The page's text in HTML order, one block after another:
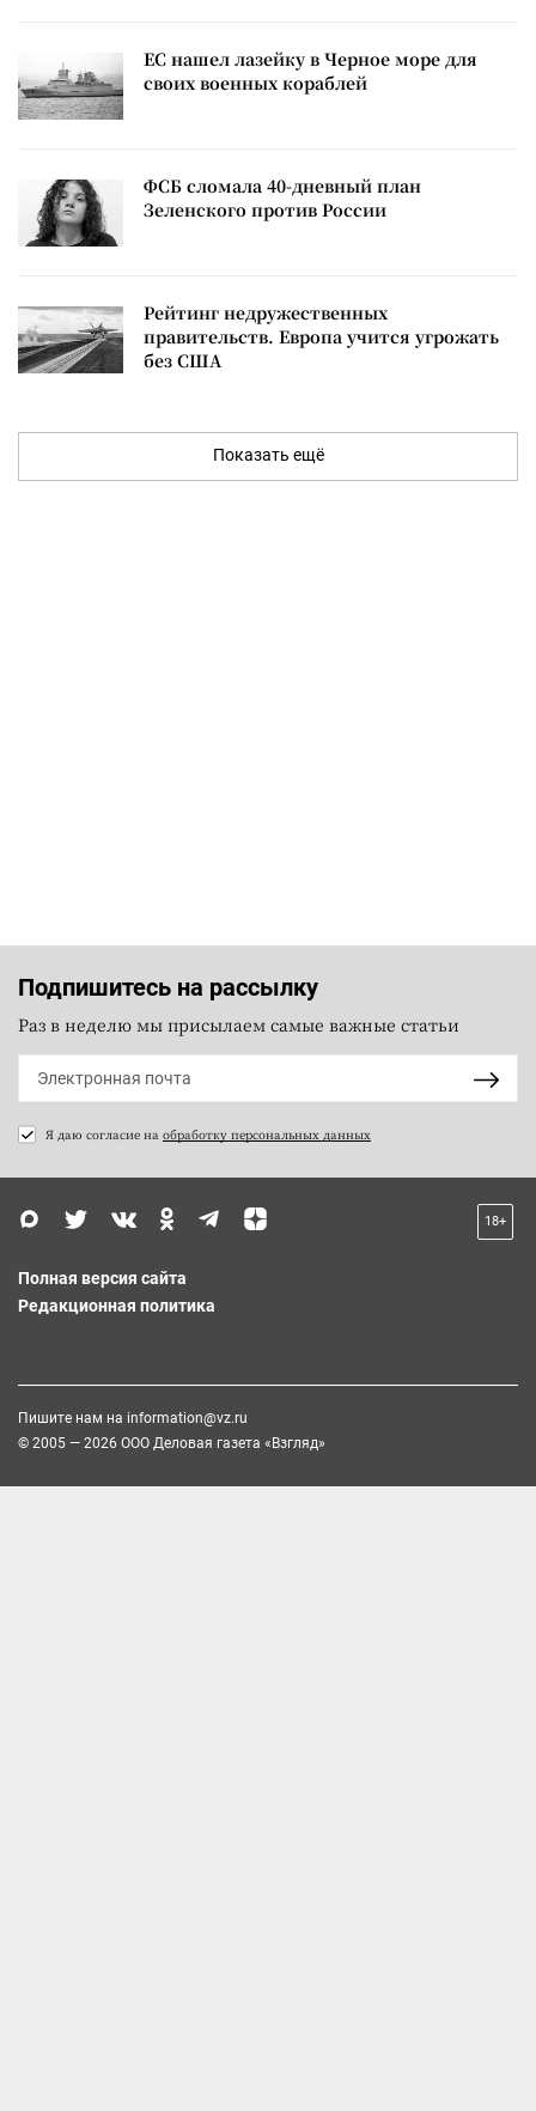
ЕС нашел лазейку в Черное море для
своих военных кораблей
ФСБ сломала 40-дневный план
Зеленского против России
Рейтинг недружественных
правительств. Европа учится угрожать
без США
Показать ещё
Подпишитесь на рассылку
Раз в неделю мы присылаем самые важные статьи
Я даю согласие на обработку персональных данных
18+
Полная версия сайта
Редакционная политика
Пишите нам на information@vz.ru
© 2005 — 2026 ООО Деловая газета «Взгляд»